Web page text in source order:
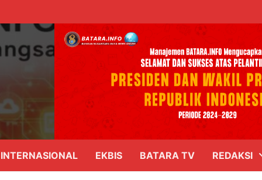
INTERNASIONAL EKBIS BATARA TV REDAKSI